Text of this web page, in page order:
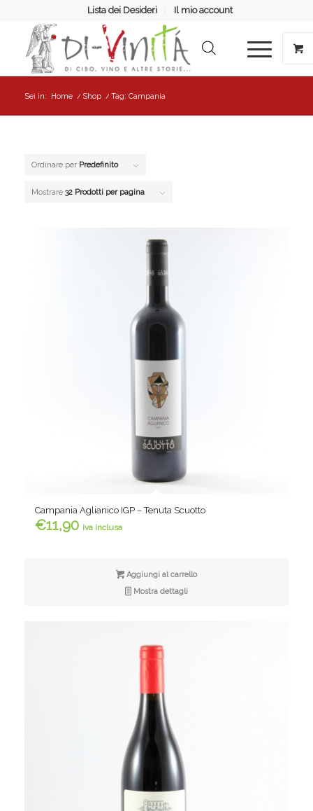
Lista dei Desideri Il mio account
Sei in: Home / Shop / Tag: Campania
Ordinare per Predefinito
Mostrare 32 Prodotti per pagina
Campania Aglianico IGP – Tenuta Scuotto
€11,90 iva inclusa
Aggiungi al carrello
Mostra dettagli